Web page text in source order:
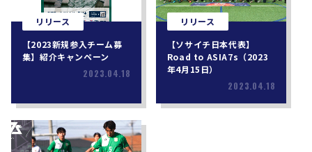
リリース
【2023新規参入チーム募
集】紹介キャンペーン
2023.04.18
リリース
【ソサイチ日本代表】
Road to ASIA7s（2023
年4月15日）
2023.04.18